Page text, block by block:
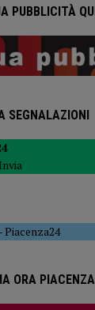
PUBBLICITÀ QUI
SEGNALAZIONI
Invia
Piacenza24
ORA PIACENZA